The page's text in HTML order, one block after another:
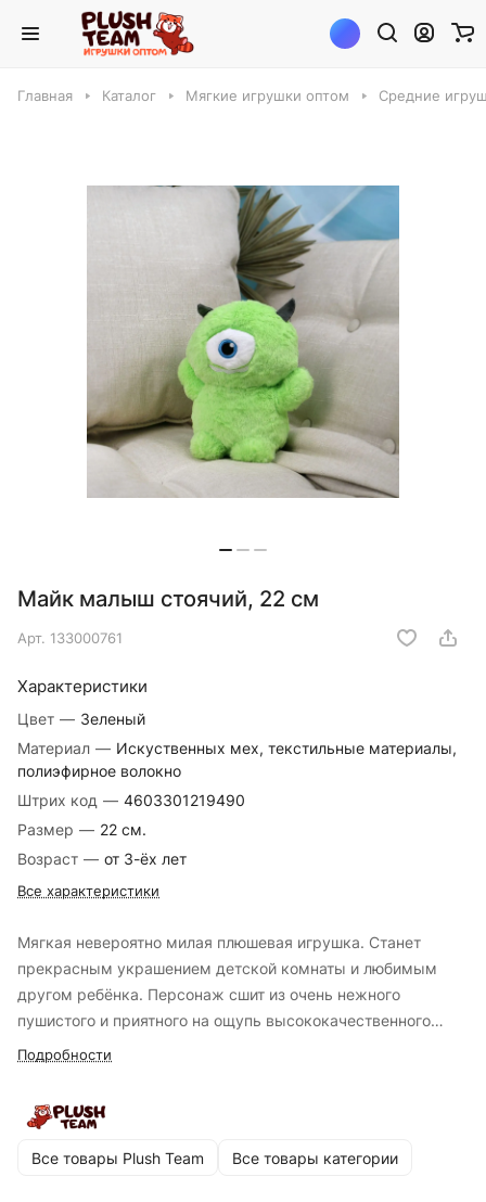
Главная Каталог Мягкие игрушки оптом Средние
Майк малыш стоячий, 22 см
Арт. 133000761
Характеристики
Цвет — Зеленый
Материал — Искуственных мех, текстильные материалы,
полиэфирное волокно
Штрих код — 4603301219490
Размер — 22 см.
Возраст — от 3-ёх лет
Все характеристики
Мягкая невероятно милая плюшевая игрушка. Станет
прекрасным украшением детской комнаты и любимым
другом ребёнка. Персонаж сшит из очень нежного
пушистого и приятного на ощупь высококачественного
искусственного меха.
Подробности
Все товары Plush Team Все товары категории